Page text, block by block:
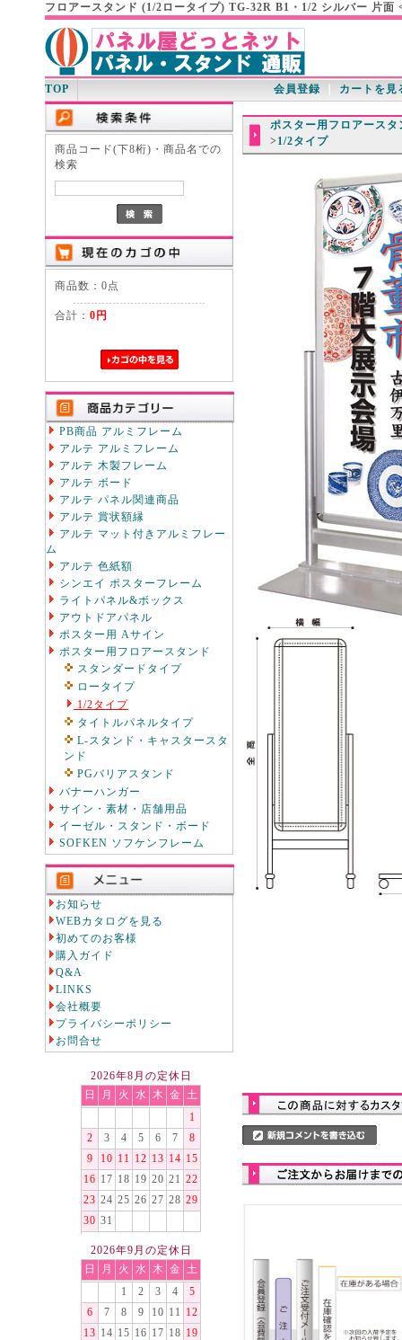
フロアースタンド (1/2ロータイプ) TG-32R B1・1/2 シルバー 片
TOP 会員登録 カートを見
商品コード(下8桁)・商品名での
検索
商品数：0点
合計： 0円
PB商品 アルミフレーム
アルテ アルミフレーム
アルテ 木製フレーム
アルテ ボード
アルテ パネル関連商品
アルテ 賞状額縁
アルテ マット付きアルミフレー
ム
アルテ 色紙額
シンエイ ポスターフレーム
ライトパネル&ボックス
アウトドアパネル
ポスター用 Aサイン
ポスター用フロアースタンド
スタンダードタイプ
ロータイプ
1/2タイプ
タイトルパネルタイプ
L-スタンド・キャスタースタ
ンド
PGバリアスタンド
バナーハンガー
サイン・素材・店舗用品
イーゼル・スタンド・ボード
SOFKEN ソフケンフレーム
お知らせ
WEBカタログを見る
初めてのお客様
購入ガイド
Q&A
LINKS
会社概要
プライバシーポリシー
お問合せ
2026年8月の定休日
日
月 火 水 木 金
土
1
2
3 4 5 6 7
8
9
10 11 12 13 14 15
16 17 18 19 20 21 22
23 24 25 26 27 28 29
30 31
2026年9月の定休日
日
月 火 水 木 金
土
1
2 3 4
5
6
7 8 9 10 11
12
13 14 15 16 17 18 19
ポスター用フロアースタ
> 1/2タイプ